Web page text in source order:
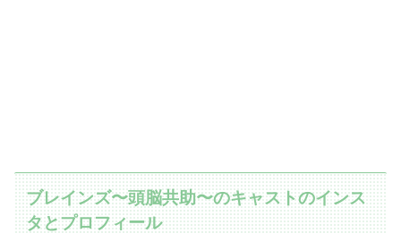
ブレインズ〜頭脳共助〜のキャストのインス
タとプロフィール